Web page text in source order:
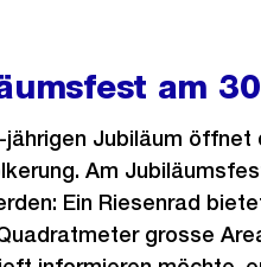
am
jährigen Jubiläum öffnet
Am
Ein Riesenrad
grosse